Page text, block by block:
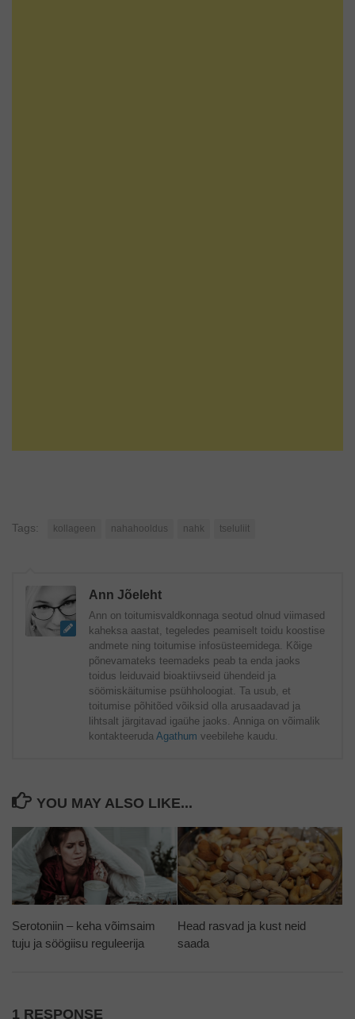
Tags: kollageen nahahooldus nahk tseluliit
Ann Jõeleht
Ann on toitumisvaldkonnaga seotud olnud viimased
kaheksa aastat, tegeledes peamiselt toidu koostise
andmete ning toitumise infosüsteemidega. Kõige
põnevamateks teemadeks peab ta enda jaoks
toidus leiduvaid bioaktiivseid ühendeid ja
söömiskäitumise psühholoogiat. Ta usub, et
toitumise põhitõed võiksid olla arusaadavad ja
lihtsalt järgitavad igaühe jaoks. Anniga on võimalik
kontakteeruda Agathum veebilehe kaudu.
YOU MAY ALSO LIKE...
Serotoniin – keha võimsaim
tuju ja söögiisu reguleerija
Head rasvad ja kust neid
saada
1 RESPONSE